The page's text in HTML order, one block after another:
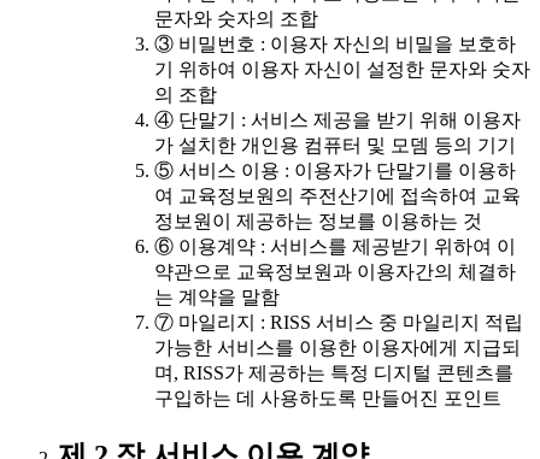
문자와 숫자의 조합
③ 비밀번호 : 이용자 자신의 비밀을 보호하
기 위하여 이용자 자신이 설정한 문자와 숫자
의 조합
④ 단말기 : 서비스 제공을 받기 위해 이용자
가 설치한 개인용 컴퓨터 및 모뎀 등의 기기
⑤ 서비스 이용 : 이용자가 단말기를 이용하
여 교육정보원의 주전산기에 접속하여 교육
정보원이 제공하는 정보를 이용하는 것
⑥ 이용계약 : 서비스를 제공받기 위하여 이
약관으로 교육정보원과 이용자간의 체결하
는 계약을 말함
⑦ 마일리지 : RISS 서비스 중 마일리지 적립
가능한 서비스를 이용한 이용자에게 지급되
며, RISS가 제공하는 특정 디지털 콘텐츠를
구입하는 데 사용하도록 만들어진 포인트